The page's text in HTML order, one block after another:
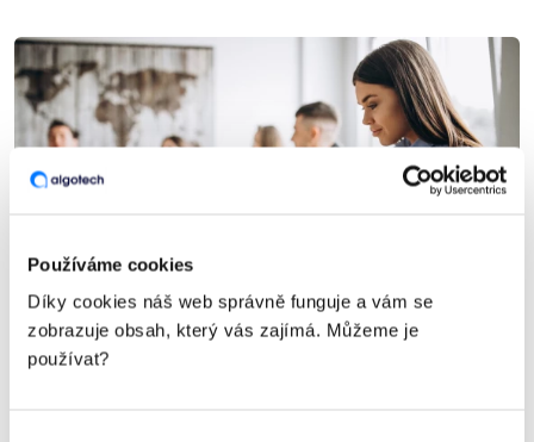
Používáme cookies
Díky cookies náš web správně funguje a vám se
zobrazuje obsah, který vás zajímá. Můžeme je
používat?